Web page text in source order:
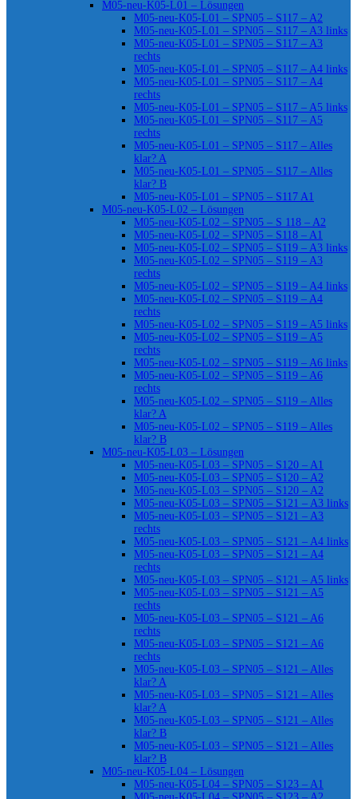
M05-neu-K05-L01 – Lösungen
M05-neu-K05-L01 – SPN05 – S117 – A2
M05-neu-K05-L01 – SPN05 – S117 – A3 links
M05-neu-K05-L01 – SPN05 – S117 – A3
rechts
M05-neu-K05-L01 – SPN05 – S117 – A4 links
M05-neu-K05-L01 – SPN05 – S117 – A4
rechts
M05-neu-K05-L01 – SPN05 – S117 – A5 links
M05-neu-K05-L01 – SPN05 – S117 – A5
rechts
M05-neu-K05-L01 – SPN05 – S117 – Alles
klar? A
M05-neu-K05-L01 – SPN05 – S117 – Alles
klar? B
M05-neu-K05-L01 – SPN05 – S117 A1
M05-neu-K05-L02 – Lösungen
M05-neu-K05-L02 – SPN05 – S 118 – A2
M05-neu-K05-L02 – SPN05 – S118 – A1
M05-neu-K05-L02 – SPN05 – S119 – A3 links
M05-neu-K05-L02 – SPN05 – S119 – A3
rechts
M05-neu-K05-L02 – SPN05 – S119 – A4 links
M05-neu-K05-L02 – SPN05 – S119 – A4
rechts
M05-neu-K05-L02 – SPN05 – S119 – A5 links
M05-neu-K05-L02 – SPN05 – S119 – A5
rechts
M05-neu-K05-L02 – SPN05 – S119 – A6 links
M05-neu-K05-L02 – SPN05 – S119 – A6
rechts
M05-neu-K05-L02 – SPN05 – S119 – Alles
klar? A
M05-neu-K05-L02 – SPN05 – S119 – Alles
klar? B
M05-neu-K05-L03 – Lösungen
M05-neu-K05-L03 – SPN05 – S120 – A1
M05-neu-K05-L03 – SPN05 – S120 – A2
M05-neu-K05-L03 – SPN05 – S120 – A2
M05-neu-K05-L03 – SPN05 – S121 – A3 links
M05-neu-K05-L03 – SPN05 – S121 – A3
rechts
M05-neu-K05-L03 – SPN05 – S121 – A4 links
M05-neu-K05-L03 – SPN05 – S121 – A4
rechts
M05-neu-K05-L03 – SPN05 – S121 – A5 links
M05-neu-K05-L03 – SPN05 – S121 – A5
rechts
M05-neu-K05-L03 – SPN05 – S121 – A6
rechts
M05-neu-K05-L03 – SPN05 – S121 – A6
rechts
M05-neu-K05-L03 – SPN05 – S121 – Alles
klar? A
M05-neu-K05-L03 – SPN05 – S121 – Alles
klar? A
M05-neu-K05-L03 – SPN05 – S121 – Alles
klar? B
M05-neu-K05-L03 – SPN05 – S121 – Alles
klar? B
M05-neu-K05-L04 – Lösungen
M05-neu-K05-L04 – SPN05 – S123 – A1